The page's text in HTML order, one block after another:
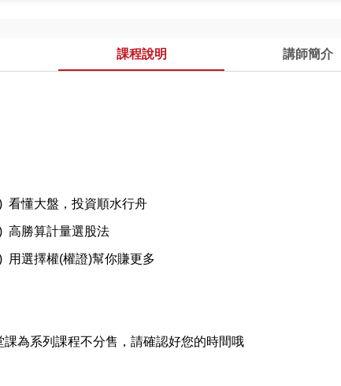
課程說明 講師簡介
看懂大盤，投資順水行舟
高勝算計量選股法
用選擇權(權證)幫你賺更多
課為系列課程不分售，請確認好您的時間哦